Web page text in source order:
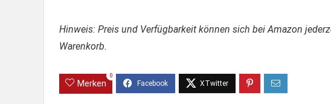
Hinweis: Preis und Verfügbarkeit können sich bei Amazon
Warenkorb.
Merken
0